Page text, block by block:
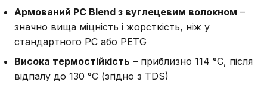
Армований PC Blend з вуглецевим волокном –
значно вища міцність і жорсткість, ніж у
стандартного PC або PETG
Висока термостійкість – приблизно 114 °C, після
відпалу до 130 °C (згідно з TDS)